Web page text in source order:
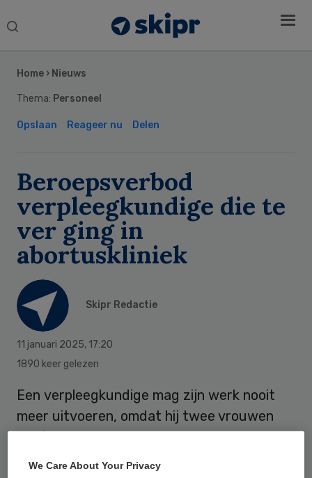
Search
Home › Nieuws
Thema: Personeel
Opslaan Reageer nu Delen
Beroepsverbod
verpleegkundige die te
ver ging in
abortuskliniek
Skipr Redactie
11 januari 2025, 17:20
1890 keer gelezen
Een verpleegkundige mag zijn werk nooit
meer uitvoeren, omdat hij twee vrouwen
heeft betast in de abortuskliniek in
Heemstede waar hij werkte.
Sidebar
We Care About Your Privacy